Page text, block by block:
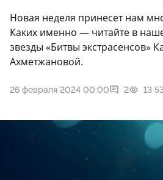
Новая неделя принесет нам
Каких именно — читайте в
звезды «Битвы экстрасенсов»
Ахметжановой.
26 февраля 2024 00:00 2 13